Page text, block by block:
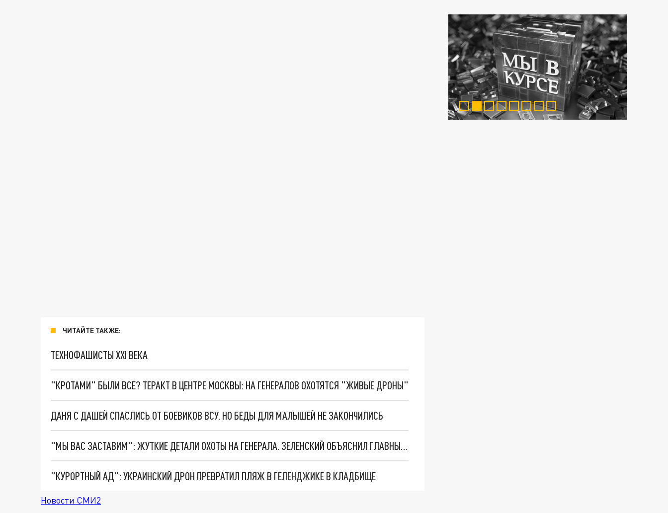
ЧИТАЙТЕ ТАКЖЕ:
ТЕХНОФАШИСТЫ XXI ВЕКА
"КРОТАМИ" БЫЛИ ВСЕ? ТЕРАКТ В ЦЕНТРЕ МОСКВЫ: НА ГЕНЕРАЛОВ ОХОТЯТСЯ "ЖИВЫЕ ДРОНЫ"
ДАНЯ С ДАШЕЙ СПАСЛИСЬ ОТ БОЕВИКОВ ВСУ. НО БЕДЫ ДЛЯ МАЛЫШЕЙ НЕ ЗАКОНЧИЛИСЬ
"МЫ ВАС ЗАСТАВИМ": ЖУТКИЕ ДЕТАЛИ ОХОТЫ НА ГЕНЕРАЛА. ЗЕЛЕНСКИЙ ОБЪЯСНИЛ ГЛАВНЫЙ СМЫСЛ ТЕРАКТА В ЦЕНТРЕ МОСКВЫ
"КУРОРТНЫЙ АД": УКРАИНСКИЙ ДРОН ПРЕВРАТИЛ ПЛЯЖ В ГЕЛЕНДЖИКЕ В КЛАДБИЩЕ
Новости СМИ2